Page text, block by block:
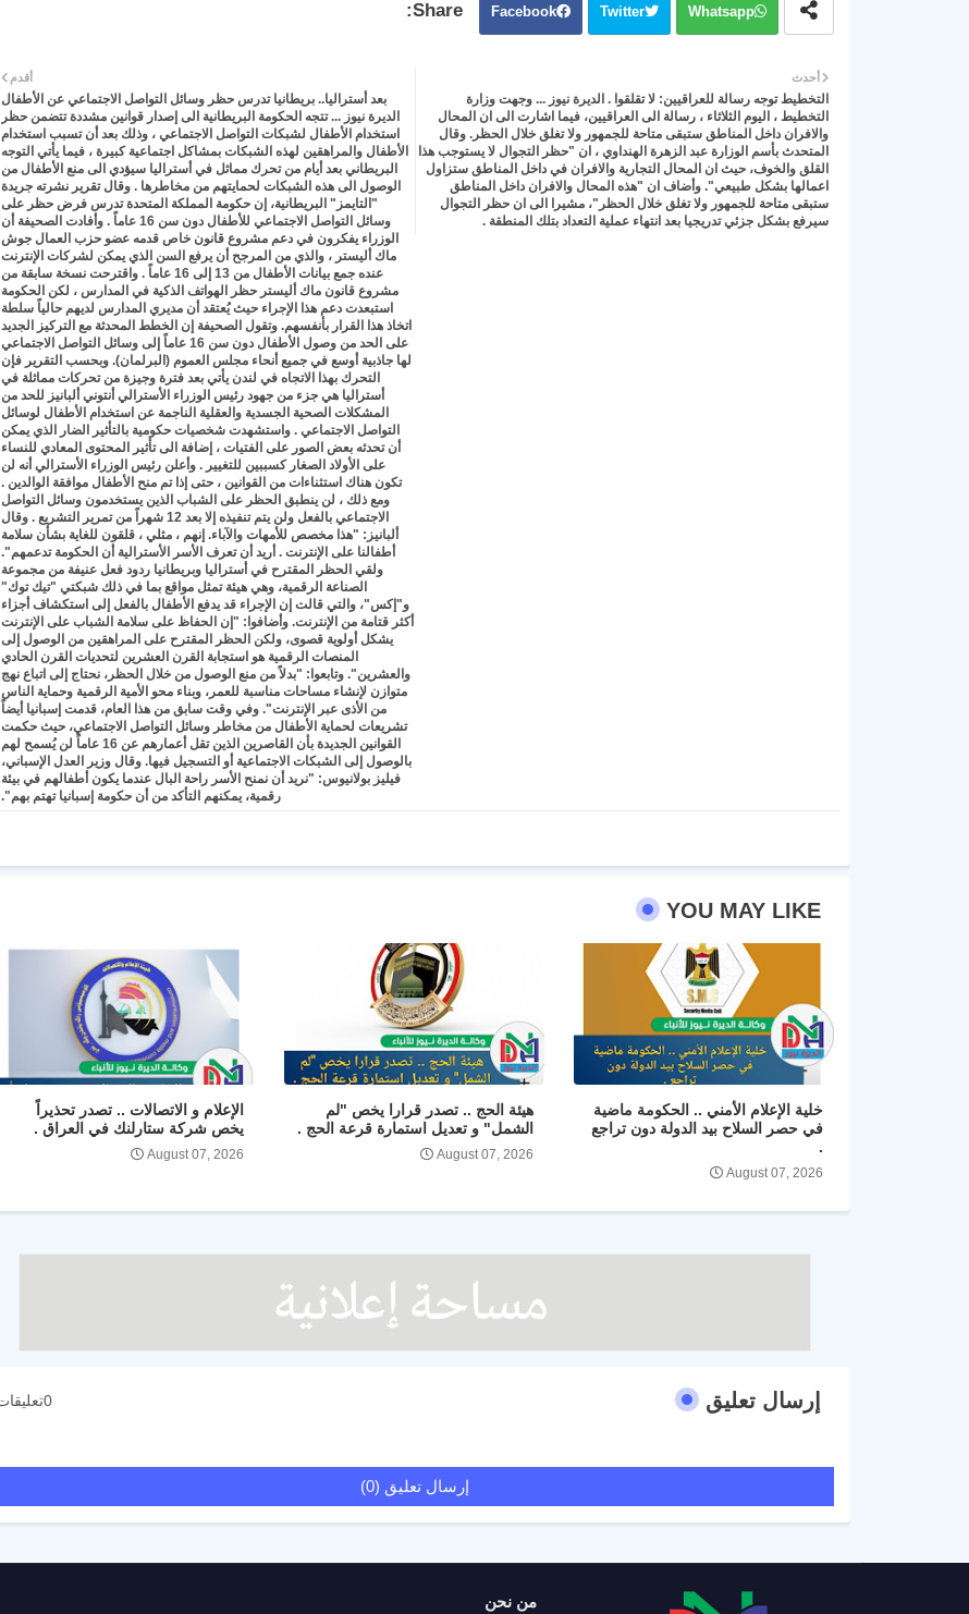
Facebook Twitter Whatsapp
أحدث
التخطيط توجه رسالة للعراقيين: لا تقلقوا . الديرة نيوز ... وجهت وزارة
التخطيط ، اليوم الثلاثاء ، رسالة الى العراقيين، فيما اشارت الى ان المحال
والافران داخل المناطق ستبقى متاحة للجمهور ولا تغلق خلال الحظر. وقال
المتحدث بأسم الوزارة عبد الزهرة الهنداوي ، ان "حظر التجوال لا يستوجب هذا
القلق والخوف، حيث ان المحال التجارية والافران في داخل المناطق ستزاول
اعمالها بشكل طبيعي". وأضاف ان "هذه المحال والافران داخل المناطق
ستبقى متاحة للجمهور ولا تغلق خلال الحظر"، مشيرا الى ان حظر التجوال
سيرفع بشكل جزئي تدريجيا بعد انتهاء عملية التعداد بتلك المنطقة .
أقدم
بعد أستراليا.. بريطانيا تدرس حظر وسائل التواصل الاجتماعي عن الأطفال
الديرة نيوز ... تتجه الحكومة البريطانية الى إصدار قوانين مشددة تتضمن حظر
استخدام الأطفال لشبكات التواصل الاجتماعي ، وذلك بعد أن تسبب استخدام
الأطفال والمراهقين لهذه الشبكات بمشاكل اجتماعية كبيرة ، فيما يأتي التوجه
البريطاني بعد أيام من تحرك مماثل في أستراليا سيؤدي الى منع الأطفال من
الوصول الى هذه الشبكات لحمايتهم من مخاطرها . وقال تقرير نشرته جريدة
"التايمز" البريطانية، إن حكومة المملكة المتحدة تدرس فرض حظر على
وسائل التواصل الاجتماعي للأطفال دون سن 16 عاماً . وأفادت الصحيفة أن
الوزراء يفكرون في دعم مشروع قانون خاص قدمه عضو حزب العمال جوش
ماك أليستر ، والذي من المرجح أن يرفع السن الذي يمكن لشركات الإنترنت
عنده جمع بيانات الأطفال من 13 إلى 16 عاماً . واقترحت نسخة سابقة من
مشروع قانون ماك أليستر حظر الهواتف الذكية في المدارس ، لكن الحكومة
استبعدت دعم هذا الإجراء حيث يُعتقد أن مديري المدارس لديهم حالياً سلطة
اتخاذ هذا القرار بأنفسهم. وتقول الصحيفة إن الخطط المحدثة مع التركيز الجديد
على الحد من وصول الأطفال دون سن 16 عاماً إلى وسائل التواصل الاجتماعي
لها جاذبية أوسع في جميع أنحاء مجلس العموم (البرلمان). وبحسب التقرير فإن
التحرك بهذا الاتجاه في لندن يأتي بعد فترة وجيزة من تحركات مماثلة في
أستراليا هي جزء من جهود رئيس الوزراء الأسترالي أنتوني ألبانيز للحد من
المشكلات الصحية الجسدية والعقلية الناجمة عن استخدام الأطفال لوسائل
التواصل الاجتماعي . واستشهدت شخصيات حكومية بالتأثير الضار الذي يمكن
أن تحدثه بعض الصور على الفتيات ، إضافة الى تأثير المحتوى المعادي للنساء
على الأولاد الصغار كسببين للتغيير . وأعلن رئيس الوزراء الأسترالي أنه لن
تكون هناك استثناءات من القوانين ، حتى إذا تم منح الأطفال موافقة الوالدين .
ومع ذلك ، لن ينطبق الحظر على الشباب الذين يستخدمون وسائل التواصل
الاجتماعي بالفعل ولن يتم تنفيذه إلا بعد 12 شهراً من تمرير التشريع . وقال
ألبانيز: "هذا مخصص للأمهات والآباء. إنهم ، مثلي ، قلقون للغاية بشأن سلامة
أطفالنا على الإنترنت . أريد أن تعرف الأسر الأسترالية أن الحكومة تدعمهم".
ولقي الحظر المقترح في أستراليا وبريطانيا ردود فعل عنيفة من مجموعة
الصناعة الرقمية، وهي هيئة تمثل مواقع بما في ذلك شبكتي "تيك توك"
و"إكس"، والتي قالت إن الإجراء قد يدفع الأطفال بالفعل إلى استكشاف أجزاء
أكثر قتامة من الإنترنت. وأضافوا: "إن الحفاظ على سلامة الشباب على الإنترنت
يشكل أولوية قصوى، ولكن الحظر المقترح على المراهقين من الوصول إلى
المنصات الرقمية هو استجابة القرن العشرين لتحديات القرن الحادي
والعشرين". وتابعوا: "بدلاً من منع الوصول من خلال الحظر، نحتاج إلى اتباع نهج
متوازن لإنشاء مساحات مناسبة للعمر، وبناء محو الأمية الرقمية وحماية الناس
من الأذى عبر الإنترنت". وفي وقت سابق من هذا العام، قدمت إسبانيا أيضاً
تشريعات لحماية الأطفال من مخاطر وسائل التواصل الاجتماعي، حيث حكمت
القوانين الجديدة بأن القاصرين الذين تقل أعمارهم عن 16 عاماً لن يُسمح لهم
بالوصول إلى الشبكات الاجتماعية أو التسجيل فيها. وقال وزير العدل الإسباني،
فيليز بولانيوس: "نريد أن نمنح الأسر راحة البال عندما يكون أطفالهم في بيئة
رقمية، يمكنهم التأكد من أن حكومة إسبانيا تهتم بهم".
YOU MAY LIKE
خلية الإعلام الأمني .. الحكومة ماضية
في حصر السلاح بيد الدولة دون تراجع
.
August 07, 2026
هيئة الحج .. تصدر قرارا يخص "لم
الشمل" و تعديل استمارة قرعة الحج .
August 07, 2026
الإعلام و الاتصالات .. تصدر تحذيراً
يخص شركة ستارلنك في العراق .
August 07, 2026
إرسال تعليق 0تعليقات
إرسال تعليق (0)
من نحن